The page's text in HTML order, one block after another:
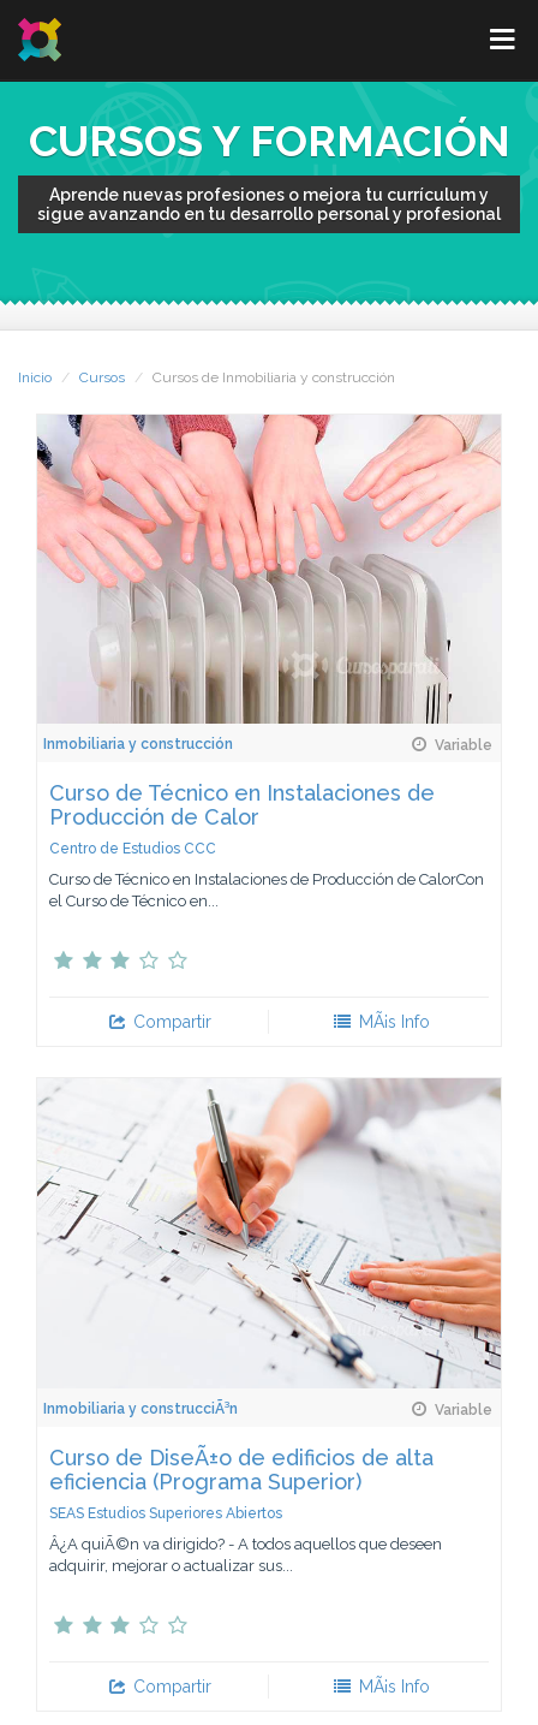
CURSOS Y FORMACIÓN
Aprende nuevas profesiones o mejora tu currículum y
sigue avanzando en tu desarrollo personal y profesional
Inicio Cursos Cursos de Inmobiliaria y construcción
Inmobiliaria y construcción Variable
Curso de Técnico en Instalaciones de
Producción de Calor
Centro de Estudios CCC
Curso de Técnico en Instalaciones de Producción de CalorCon
el Curso de Técnico en...
Compartir MÃ¡s Info
Inmobiliaria y construcciÃ³n Variable
Curso de DiseÃ±o de edificios de alta
eficiencia (Programa Superior)
SEAS Estudios Superiores Abiertos
Â¿A quiÃ©n va dirigido? - A todos aquellos que deseen
adquirir, mejorar o actualizar sus...
Compartir MÃ¡s Info